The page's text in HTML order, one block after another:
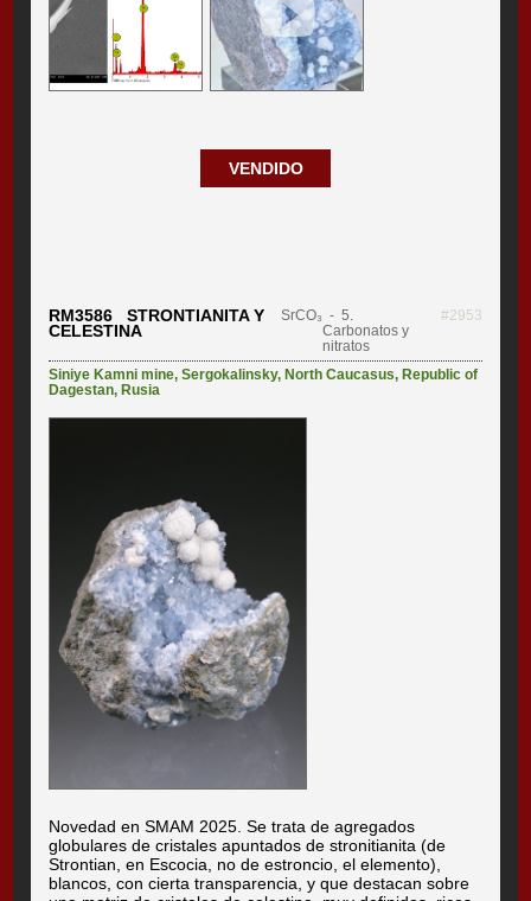
VENDIDO
RM3586 STRONTIANITA Y
CELESTINA
SrCO₃ - 5.
Carbonatos y
nitratos
#2953
Siniye Kamni mine,Sergokalinsky,North Caucasus,Republic of
Dagestan,Rusia
Novedad en SMAM 2025. Se trata de agregados
globulares de cristales apuntados de stronitianita (de
Strontian, en Escocia, no de estroncio, el elemento),
blancos, con cierta transparencia, y que destacan sobre